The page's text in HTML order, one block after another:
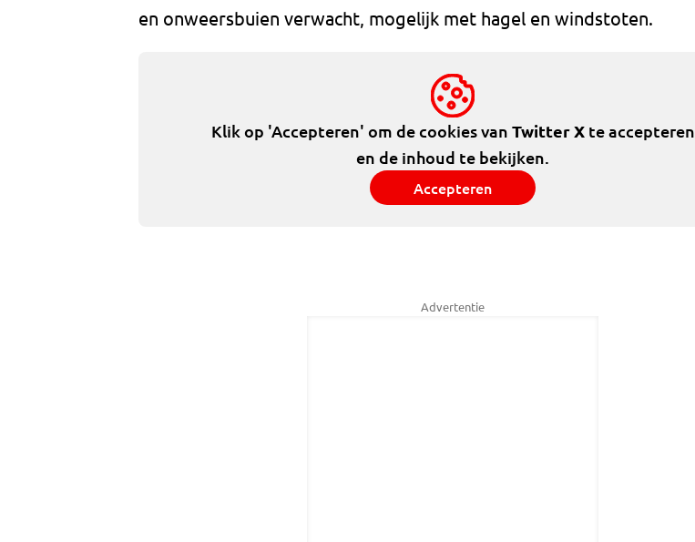
en onweersbuien verwacht, mogelijk met hagel en windstoten.
Klik op 'Accepteren' om de cookies van Twitter Xte accepteren
en de inhoud te bekijken.
Accepteren
Advertentie